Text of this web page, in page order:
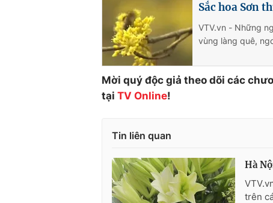
Sắc hoa Sơn
VTV.vn - Những
vùng làng quê,
Mời quý độc giả theo dõi các
tại TV Online!
Tin liên quan
Hà
trên